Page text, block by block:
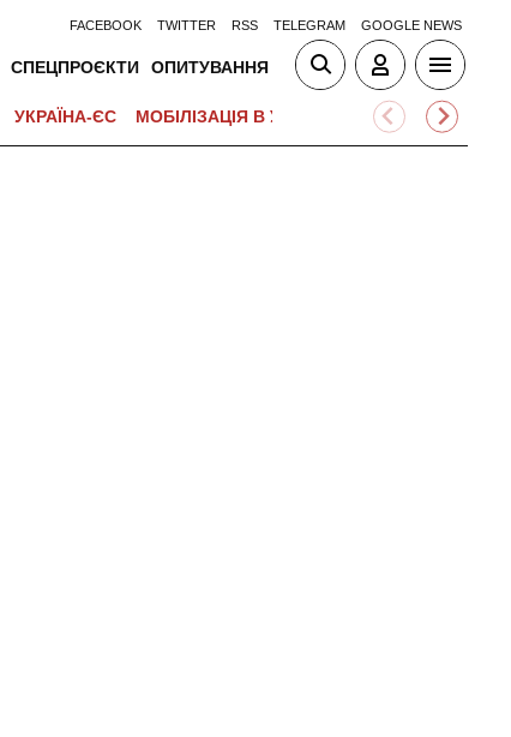
FACEBOOK TWITTER RSS TELEGRAM GOOGLE NEWS
СПЕЦПРОЄКТИ ОПИТУВАННЯ
УКРАЇНА-ЄС МОБІЛІЗАЦІЯ В УКРАЇНІ ВІЙНА НА